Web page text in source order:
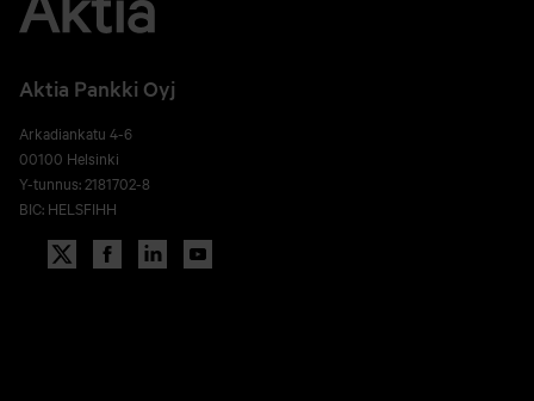
Aktia Pankki Oyj
Arkadiankatu 4-6
00100 Helsinki
Y-tunnus: 2181702-8
BIC: HELSFIHH